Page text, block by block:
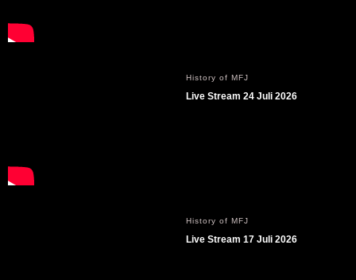
History of MFJ
Live Stream 24 Juli 2026
History of MFJ
Live Stream 17 Juli 2026